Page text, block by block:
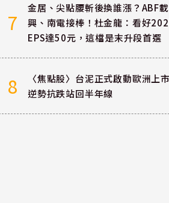
7
金居、尖點腰斬後換誰漲？ABF
興、南電接棒！杜金龍：看好
EPS達50元，這檔是末升段首選
8
〈焦點股〉台泥正式啟動歐洲上
逆勢抗跌站回半年線